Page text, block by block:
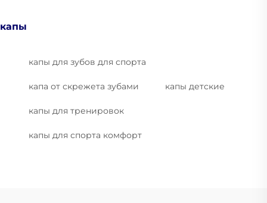
капы
капы для зубов для спорта
капа от скрежета зубами капы детские
капы для тренировок
капы для спорта комфорт